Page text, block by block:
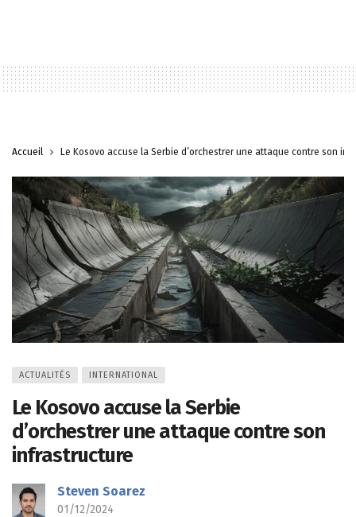
Accueil Le Kosovo accuse la Serbie d’orchestrer une attaque contre son
ACTUALITÉS INTERNATIONAL
Le Kosovo accuse la Serbie
d’orchestrer une attaque contre son
infrastructure
Steven Soarez
01/12/2024